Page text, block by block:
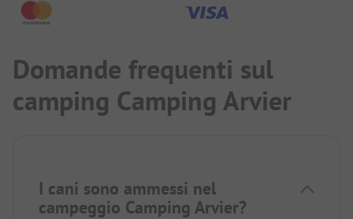
Domande frequenti sul
camping Camping Arvier
I cani sono ammessi nel
campeggio Camping Arvier?